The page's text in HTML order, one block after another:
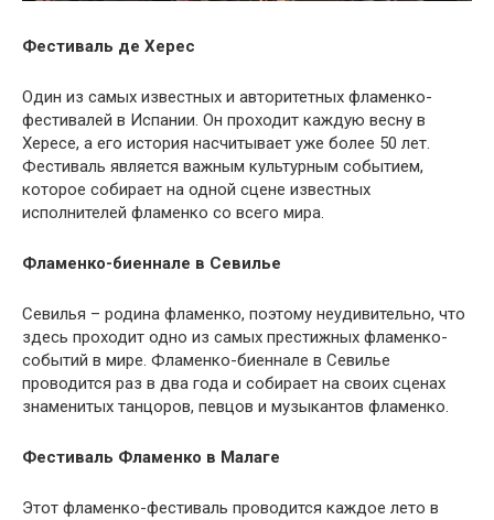
Фестиваль де Херес
Один из самых известных и авторитетных фламенко-
фестивалей в Испании. Он проходит каждую весну в
Хересе, а его история насчитывает уже более 50 лет.
Фестиваль является важным культурным событием,
которое собирает на одной сцене известных
исполнителей фламенко со всего мира.
Фламенко-биеннале в Севилье
Севилья – родина фламенко, поэтому неудивительно, что
здесь проходит одно из самых престижных фламенко-
событий в мире. Фламенко-биеннале в Севилье
проводится раз в два года и собирает на своих сценах
знаменитых танцоров, певцов и музыкантов фламенко.
Фестиваль Фламенко в Малаге
Этот фламенко-фестиваль проводится каждое лето в